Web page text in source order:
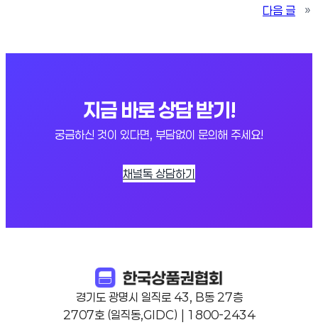
다음 글
»
지금 바로 상담 받기!
궁금하신 것이 있다면, 부담없이 문의해 주세요!
채널톡 상담하기
경기도 광명시 일직로 43, B동 27층
2707호 (일직동,GIDC) | 1800-2434